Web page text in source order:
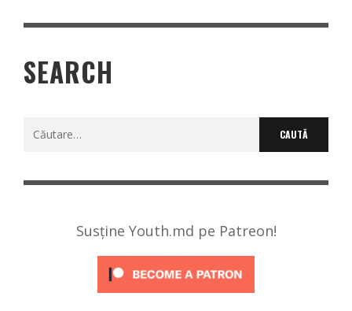
SEARCH
Caută
Susține Youth.md pe Patreon!